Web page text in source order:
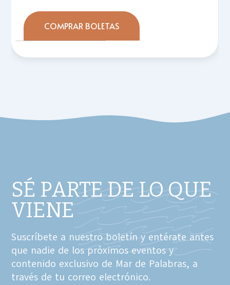
COMPRAR BOLETAS
SÉ PARTE DE LO QUE
VIENE
Suscríbete a nuestro boletín y entérate antes
que nadie de los próximos eventos y
contenido exclusivo de Mar de Palabras, a
través de tu correo electrónico.